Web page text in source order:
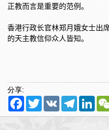
正教而言是重要的范例。
香港行政长官林郑月娥女士出
的天主教信仰众人皆知。
分享:
Facebook
TwitterVK Telegram